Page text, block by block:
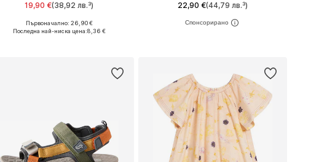
19,90 €(38,92 лв.³)
Първоначално: 26,90 €
Последна най-ниска цена:8,36 €
22,90 €(44,79 лв.³)
Налични размери: 122-128, 134-140